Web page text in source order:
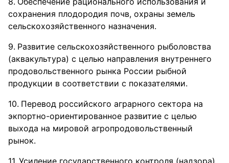
сохранения плодородия почв, охраны земель
сельскохозяйственного назначения.
Развитие сельскохозяйственного рыболовства
(аквакультура) с целью направления внутреннего
продовольственного рынка России рыбной
продукции в соответствии с показателями.
Перевод российского аграрного сектора на
экпортно-ориентированное развитие с целью
выхода на мировой агропродовольственный
рынок.
Усиление государственного контроля (надзора)